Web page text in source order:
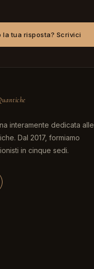
la tua risposta? Scrivici
interamente dedicata alle
Dal 2017, formiamo
in cinque sedi.